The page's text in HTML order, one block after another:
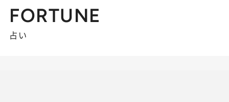
FORTUNE
占い